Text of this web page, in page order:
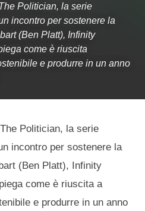
Politician, la serie
incontro per sostenere la
(Ben Platt), Infinity
come è riuscita
e produrre in un anno
Politician, la serie
incontro per sostenere la
(Ben Platt), Infinity
come è riuscita a
e produrre in un anno